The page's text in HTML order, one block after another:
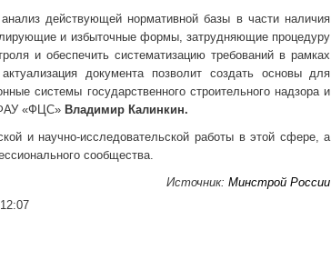
действующей нормативной базы в части наличия
и избыточные формы, затрудняющие процедуру
и обеспечить систематизацию требований в рамках
документа позволит создать основы для
системы государственного строительного надзора и
ФАУ «ФЦС» Владимир Калинкин.
и научно-исследовательской работы в этой сфере, а
сообщества.
Источник:Минстрой России